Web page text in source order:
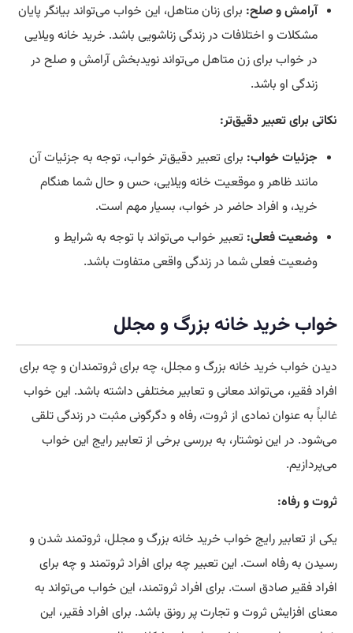
آرامش و صلح: برای زنان متاهل، این خواب می‌تواند بیانگر پایان
مشکلات و اختلافات در زندگی زناشویی باشد. خرید خانه ویلایی
در خواب برای زن متاهل می‌تواند نویدبخش آرامش و صلح در
زندگی او باشد.
نکاتی برای تعبیر دقیق‌تر:
جزئیات خواب: برای تعبیر دقیق‌تر خواب، توجه به جزئیات آن
مانند ظاهر و موقعیت خانه ویلایی، حس و حال شما هنگام
خرید، و افراد حاضر در خواب، بسیار مهم است.
وضعیت فعلی: تعبیر خواب می‌تواند با توجه به شرایط و
وضعیت فعلی شما در زندگی واقعی متفاوت باشد.
خواب خرید خانه بزرگ و مجلل
دیدن خواب خرید خانه بزرگ و مجلل، چه برای ثروتمندان و چه برای
افراد فقیر، می‌تواند معانی و تعابیر مختلفی داشته باشد. این خواب
غالبا ً به عنوان نمادی از ثروت، رفاه و دگرگونی مثبت در زندگی تلقی
می‌شود. در این نوشتار، به بررسی برخی از تعابیر رایج این خواب
می‌پردازیم.
ثروت و رفاه:
یکی از تعابیر رایج خواب خرید خانه بزرگ و مجلل، ثروتمند شدن و
رسیدن به رفاه است. این تعبیر چه برای افراد ثروتمند و چه برای
افراد فقیر صادق است. برای افراد ثروتمند، این خواب می‌تواند به
معنای افزایش ثروت و تجارت پر رونق باشد. برای افراد فقیر، این